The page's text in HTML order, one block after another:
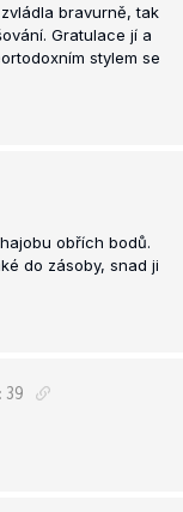
bravurně, tak
Gratulace jí a
stylem se
obřích bodů.
do zásoby, snad ji